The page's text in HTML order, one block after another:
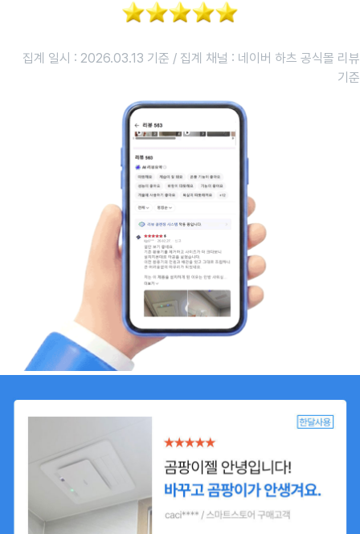
집계 일시 : 2026.03.13 기준 / 집계 채널 : 네이버 하츠 공식몰 리뷰
기준